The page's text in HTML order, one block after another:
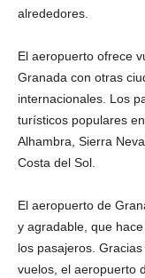
alrededores.
El aeropuerto ofrece
Granada con otras
internacionales. Los
turísticos populares
Alhambra, Sierra
Costa del Sol.
El aeropuerto de
y agradable, que
los pasajeros.
vuelos, el aeropuerto